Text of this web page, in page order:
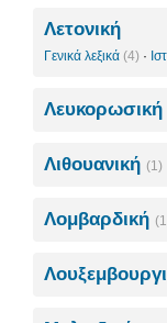
Λετονική
Γενικά λεξικά (4) ·
Λευκορωσική
Λιθουανική (1)
Λομβαρδική